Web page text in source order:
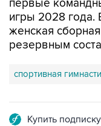
первые
игры 2028 года.
женская
резервным
спортивная
Купить